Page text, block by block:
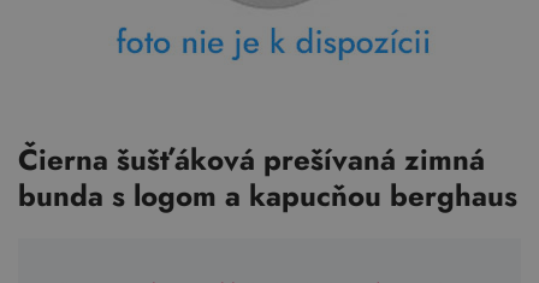
Čierna šušťáková prešívaná zimná
bunda s logom a kapucňou berghaus